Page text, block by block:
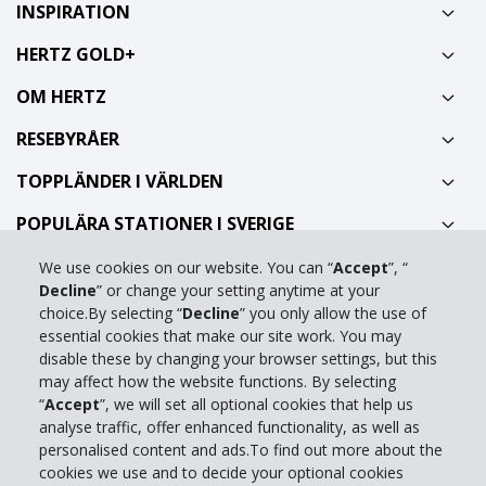
We use cookies on our website. You can “Accept”, “
Decline” or change your setting anytime at your
choice.By selecting “Decline” you only allow the use of
essential cookies that make our site work. You may
disable these by changing your browser settings, but this
may affect how the website functions. By selecting
“Accept”, we will set all optional cookies that help us
analyse traffic, offer enhanced functionality, as well as
personalised content and ads.To find out more about the
cookies we use and to decide your optional cookies
INSPIRATION
HERTZ GOLD+
OM HERTZ
RESEBYRÅER
TOPPLÄNDER I VÄRLDEN
POPULÄRA STATIONER I SVERIGE
Ring oss på 0771 211 212
Vanliga frågor
Kontakta oss
Fullständig hemsida
Manage my cookies